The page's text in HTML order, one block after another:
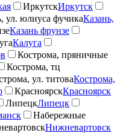
ИркутскИркутск
ул. юлиуса фучикаКазань,
Казань фрунзе
Калуга
Кострома, пряничные
Кострома, тц
ул. титоваКострома,
КрасноярскКрасноярск
ЛипецкЛипецк
Набережные
Нижневартовск